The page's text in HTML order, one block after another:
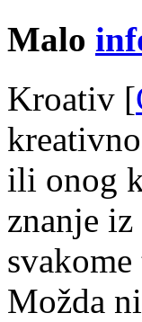
Malo
Kroativ [
ili onog
znanje
Možda